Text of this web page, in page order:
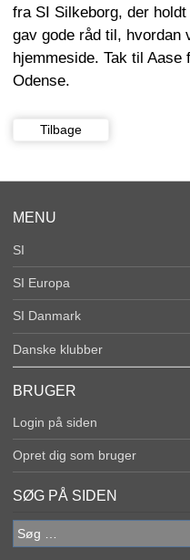
fra SI Silkeborg, der
gav gode råd til, hvordan
hjemmeside. Tak til
Odense.
Tilbage
MENU
SI
SI Europa
SI Danmark
Danske klubber
BRUGER
Login på siden
Opret dig som bruger
SØG PÅ SIDEN
Søg
efter: